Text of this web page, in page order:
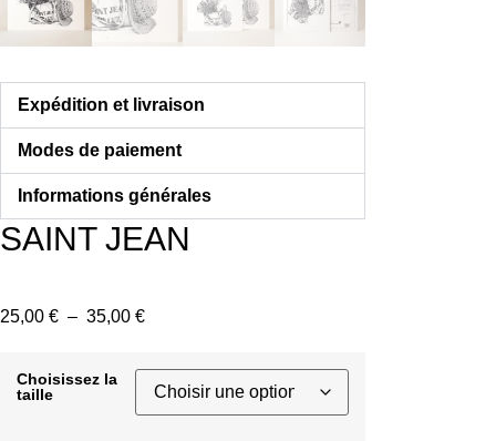
Expédition et livraison
Modes de paiement
Informations générales
SAINT JEAN
25,00 € – 35,00 €Plage
prix :
25,00 €
Choisissez la
taille